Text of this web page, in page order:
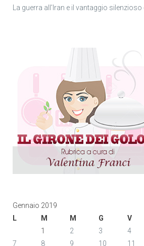
La guerra all’Iran e il vantaggio
Gennaio 2019
L
M M G V
1
2 3 4
7
8 9 10 11